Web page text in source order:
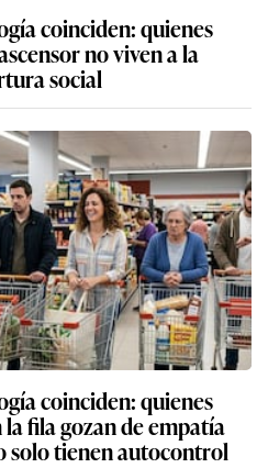
coinciden: quienes
no viven a la
social
coinciden: quienes
fila gozan de empatía
solo tienen autocontrol